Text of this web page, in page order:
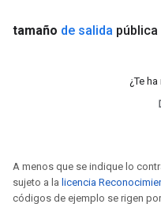
tamaño de salida pública
¿Te
A menos que se indique lo
sujeto a la licencia
códigos de ejemplo se rigen